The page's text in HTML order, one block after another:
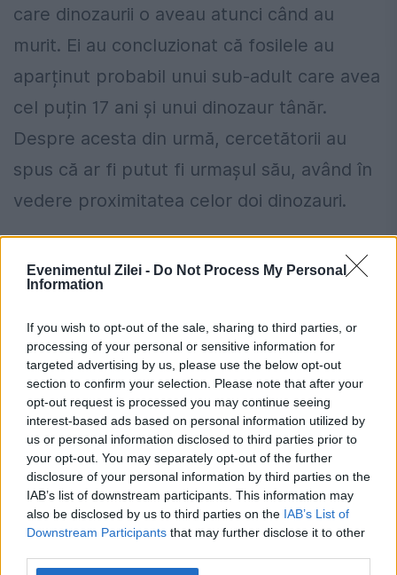
Evenimentul Zilei - Do Not Process My Personal
Information
If you wish to opt-out of the sale, sharing to third parties, or
processing of your personal or sensitive information for
targeted advertising by us, please use the below opt-out
section to confirm your selection. Please note that after your
opt-out request is processed you may continue seeing
interest-based ads based on personal information utilized by
us or personal information disclosed to third parties prior to
your opt-out. You may separately opt-out of the further
disclosure of your personal information by third parties on the
IAB’s list of downstream participants. This information may
also be disclosed by us to third parties on the IAB’s List of
Downstream Participants that may further disclose it to other
care dinozaurii o aveau atunci când au
murit. Ei au concluzionat că fosilele au
aparținut probabil unui sub-adult care avea
cel puțin 17 ani și unui dinozaur tânăr.
Despre acesta din urmă, cercetătorii au
spus că ar fi putut fi urmașul său, având în
vedere proximitatea celor doi dinozauri.
„Această asociere sugerează că puii de
Alpkarakush călătoreau împreună cu adulții
cel puțin până la un stadiu sub-adult
timpuriu”, au scris autorii în studiu, conform